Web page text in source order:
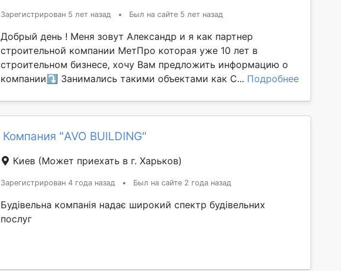
Зарегистрирован 5 лет назад • Был на сайте 5 лет назад
Добрый день ! Меня зовут Александр и я как партнер
строительной компании МетПро которая уже 10 лет в
строительном бизнесе, хочу Вам предложить информацию о
компании⤵️ Занимались такими объектами как С... Подробнее
Компания "AVO BUILDING"
Киев (Может приехать в г. Харьков)
Зарегистрирован 4 года назад • Был на сайте 2 года назад
Будівельна компанія надає широкий спектр будівельних
послуг